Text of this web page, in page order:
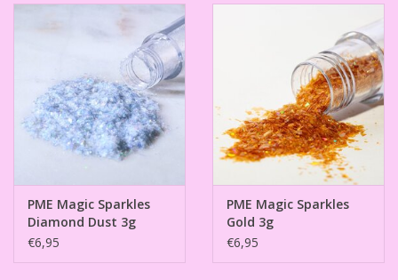
PME Magic Sparkles
Diamond Dust 3g
€6,95
PME Magic Sparkles
Gold 3g
€6,95